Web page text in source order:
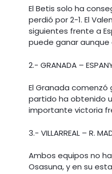
El Betis solo ha
perdió por 2-1. El
siguientes frente a
puede ganar aunque
2.- GRANADA –
El Granada comenzó
partido ha obtenido
importante victoria
3.- VILLARREAL – R.
Ambos equipos no
Osasuna, y en su